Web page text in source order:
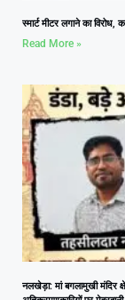
स्मार्ट मीटर लगाने का विरोध,
Read More »
नलखेड़ा: मां बगलामुखी मंदिर